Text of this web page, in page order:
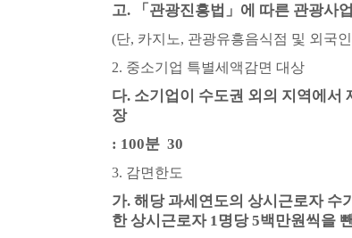
고. 「 관광진흥법 」 에 따른 관광사업
(단, 카지노, 관광유흥음식점 및 외국
2. 중소기업 특별세액감면 대상
다. 소기업이 수도권 외의 지역에서
장
: 100분 30
3. 감면한도
가. 해당 과세연도의 상시근로자 수
한 상시근로자 1 명당5백만원씩을